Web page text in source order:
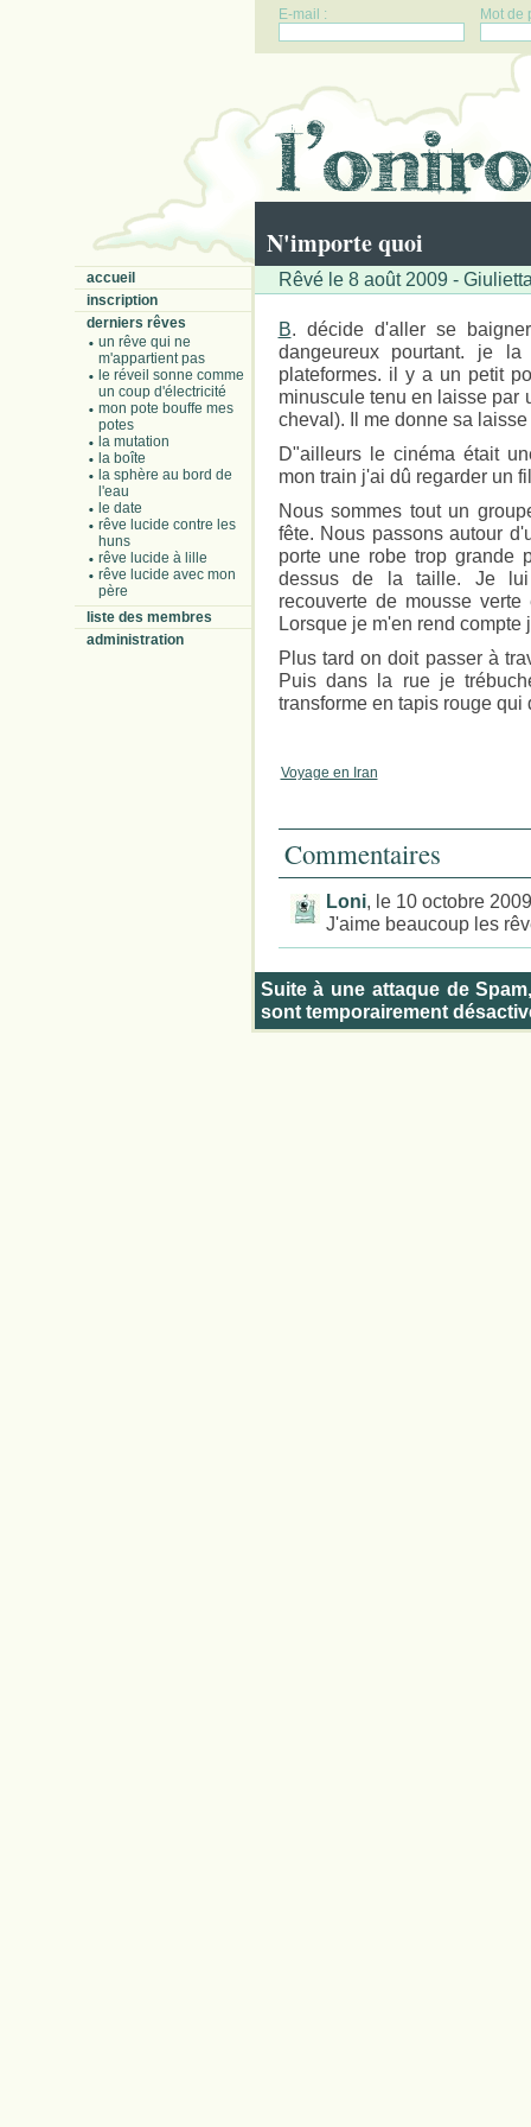
E-mail : Mot de
N'importe quoi
accueil
inscription
derniers rêves
un rêve qui ne
m'appartient pas
le réveil sonne comme
un coup d'électricité
mon pote bouffe mes
potes
la mutation
la boîte
la sphère au bord de
l'eau
le date
rêve lucide contre les
huns
rêve lucide à lille
rêve lucide avec mon
père
liste des membres
administration
Rêvé le 8 août 2009 -
B. décide d'aller se
dangeureux pourtant. je
plateformes. il y a un petit
minuscule tenu en laisse par
cheval). Il me donne sa
D"ailleurs le cinéma était
mon train j'ai dû regarder un
Nous sommes tout un
fête. Nous passons autour
porte une robe trop grande
dessus de la taille. Je lui
recouverte de mousse
Lorsque je m'en rend compte
Plus tard on doit passer à
Puis dans la rue je
transforme en tapis rouge qui
Voyage en Iran
Commentaires
Loni, le 10 octobre
J'aime beaucoup les
Suite à une attaque de
sont temporairement